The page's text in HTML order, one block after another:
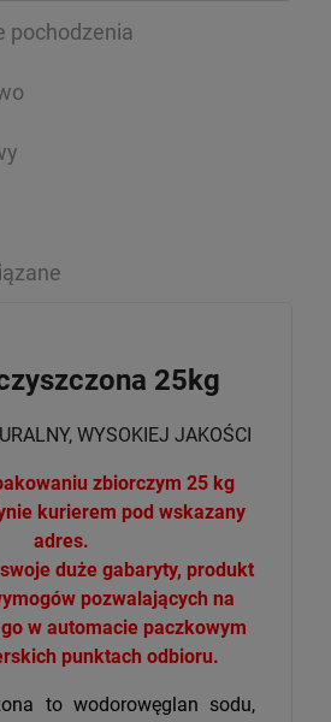
pochodzenia
25kg
WYSOKIEJ JAKOŚCI
zbiorczym 25 kg
kurierem pod wskazany
adres.
duże gabaryty, produkt
pozwalających na
w automacie paczkowym
punktach odbioru.
to wodorowęglan sodu,